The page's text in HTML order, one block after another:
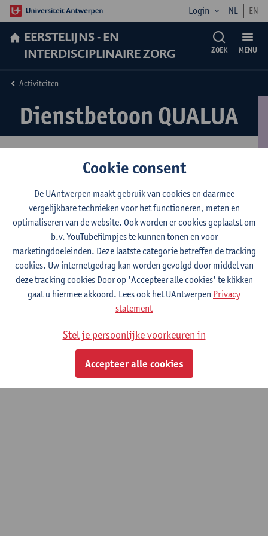
Login NL EN
EERSTELIJNS - EN
INTERDISCIPLINAIRE ZORG
MENU
ZOEK
Dienstbetoon QUALUA
Activiteiten
Onderwijs waarbij QUALUA betrokken is
​EBQ (https://www.uantwerpen.be/en/rg/international-
health/education/ebq/lecturers/)
Basiscurriculum geneeskunde
Verpleeg- en Vroedkunde
Master Global Health,
Master Epidemiologie
Cookie consent
De UAntwerpen maakt gebruik van cookies en daarmee
vergelijkbare technieken voor het functioneren, meten en
optimaliseren van de website. Ook worden er cookies geplaatst om
b.v. YouTubefilmpjes te kunnen tonen en voor
marketingdoeleinden. Deze laatste categorie betreffen de tracking
cookies. Uw internetgedrag kan worden gevolgd door middel van
deze tracking cookies Door op 'Accepteer alle cookies' te klikken
gaat u hiermee akkoord. Lees ook het UAntwerpen Privacy
statement
Stel je persoonlijke voorkeuren in
Accepteer alle cookies